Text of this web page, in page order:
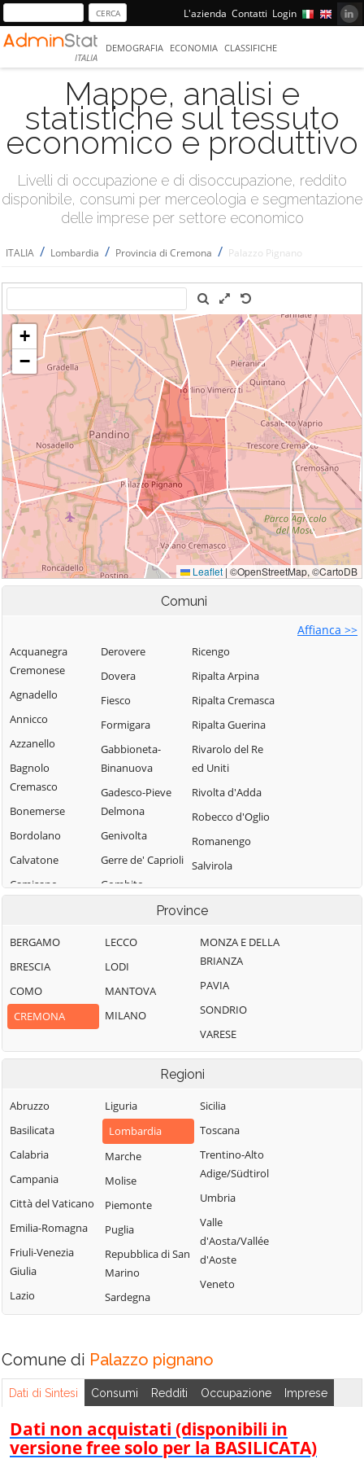
L'azienda Contatti Login
ITALIA
DEMOGRAFIA ECONOMIA CLASSIFICHE
Mappe, analisi e
statistiche sul tessuto
economico e produttivo
Livelli di occupazione e di disoccupazione, reddito
disponibile, consumi per merceologia e segmentazione
delle imprese per settore economico
ITALIA / Lombardia / Provincia di Cremona / Palazzo Pignano
Comuni
Affianca >>
Acquanegra
Cremonese
Agnadello
Annicco
Azzanello
Bagnolo
Cremasco
Bonemerse
Bordolano
Calvatone
Camisano
Cantone
Cappella de'
Capralba
Uniti
Casale Cremasco-
Vidolasco
Casaletto
Sopra
Casaletto Vaprio
Casteldidone
Castelleone
Castelvisconti
Cella Dati
Derovere
Dovera
Fiesco
Formigara
Gabbioneta-
Binanuova
Gadesco-Pieve
Delmona
Genivolta
Gerre de' Caprioli
Gombito
Uniti
Gussola
Isola Dovarese
Martignana di Po
Monte Cremasco
Offanengo
Olmeneta
Paderno
Palazzo
Pignano
Pandino
Persico Dosimo
Pescarolo ed
Ricengo
Ripalta Arpina
Ripalta Cremasca
Ripalta Guerina
Rivarolo del Re
ed Uniti
Rivolta d'Adda
Robecco d'Oglio
Romanengo
Salvirola
San Bassano
San Daniele Po
San Giovanni in
Croce
San Martino del
Scandolara Ripa
Sergnano
Sesto ed Uniti
Solarolo Rainerio
Soncino
Sospiro
Spinadesco
Spineda
Torlino Vimercati
Tornata
Torre de'
Province
BERGAMO
BRESCIA
COMO
CREMONA
LECCO
LODI
MANTOVA
MILANO
MONZA E DELLA
BRIANZA
PAVIA
SONDRIO
VARESE
Regioni
Abruzzo
Basilicata
Calabria
Campania
Città del Vaticano
Emilia-Romagna
Friuli-Venezia
Giulia
Lazio
Liguria
Lombardia
Marche
Molise
Piemonte
Puglia
Repubblica di San
Marino
Sardegna
Sicilia
Toscana
Trentino-Alto
Adige/Südtirol
Umbria
Valle
d'Aosta/Vallée
d'Aoste
Veneto
Comune di Palazzo pignano
Dati di Sintesi Consumi Redditi Occupazione Imprese
Dati non acquistati (disponibili in
versione free solo per la BASILICATA)